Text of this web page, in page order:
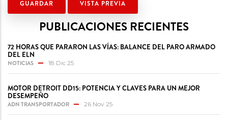
PUBLICACIONES RECIENTES
72 HORAS QUE PARARON LAS VÍAS: BALANCE DEL PARO ARMADO
DEL ELN
NOTICIAS 18 Dic 25
MOTOR DETROIT DD15: POTENCIA Y CLAVES PARA UN MEJOR
DESEMPEÑO
ADN TRANSPORTADOR 26 Nov 25